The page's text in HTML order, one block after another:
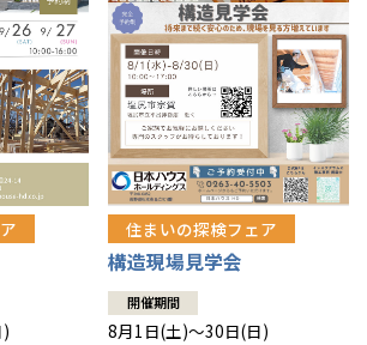
住まいの探検フェア
構造現場見学会
開催期間
8月1日(土)～30日(日)